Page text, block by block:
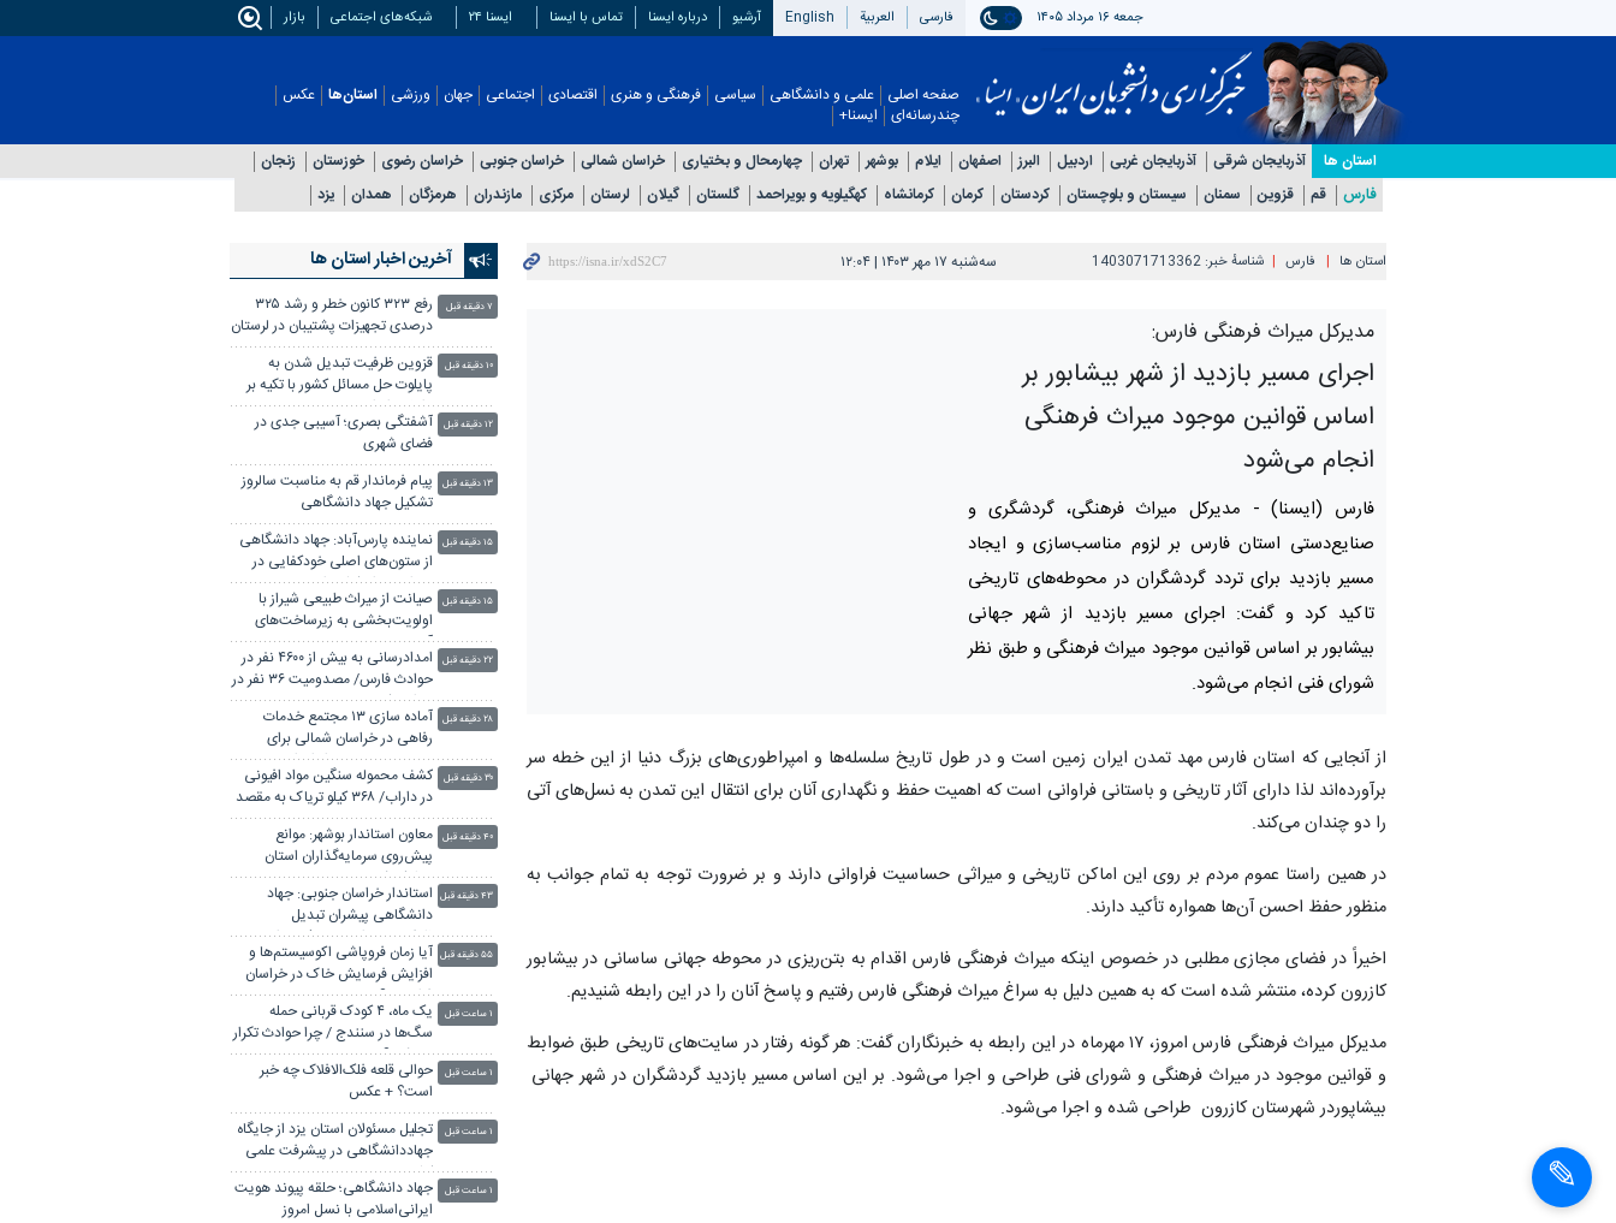
جمعه ۱۶ مرداد ۱۴۰۵ فارسی العربیة English آرشیو درباره ایسنا تماس با ایسنا ایسنا ۲۴ شبکه‌های اجتماعی بازار
صفحه اصلی علمی و دانشگاهی سیاسی فرهنگی و هنری اقتصادی اجتماعی جهان ورزشی استان‌ها
استان ها آذربایجان شرقی آذربایجان غربی اردبیل البرز اصفهان ایلام بوشهر تهران چهارمحال و بختیاری خراسان شمالی خراسان جنوبی خراسان رضوی خوزستان
زنجان
فارس
قم قزوین سمنان سیستان و بلوچستان کردستان کرمان کرمانشاه کهگیلویه و بویراحمد گلستان گیلان لرستان مرکزی مازندران هرمزگان همدان یزد
عکس
چندرسانه‌ای ایسنا+
استان ها فارس شناسهٔ خبر: 1403071713362 سه‌شنبه ۱۷ مهر ۱۴۰۳ | ۱۲:۰۴
مدیرکل میراث فرهنگی فارس:
اجرای مسیر بازدید از شهر بیشابور بر
اساس قوانین موجود میراث فرهنگی
انجام می‌شود
فارس (ایسنا) - مدیرکل میراث فرهنگی، گردشگری و
صنایع‌دستی استان فارس بر لزوم مناسب‌سازی و ایجاد
مسیر بازدید برای تردد گردشگران در محوطه‌های تاریخی
تاکید کرد و گفت: اجرای مسیر بازدید از شهر جهانی
بیشابور بر اساس قوانین موجود میراث فرهنگی و طبق نظر
شورای فنی انجام می‌شود.
از آنجایی که استان فارس مهد تمدن ایران زمین است و در طول تاریخ سلسله‌ها و امپراطوری‌های بزرگ دنیا از این خطه سر
برآورده‌اند لذا دارای آثار تاریخی و باستانی فراوانی است که اهمیت حفظ و نگهداری آنان برای انتقال این تمدن به نسل‌های آتی
را دو چندان می‌کند.
در همین راستا عموم مردم بر روی این اماکن تاریخی و میراثی حساسیت فراوانی دارند و بر ضرورت توجه به تمام جوانب به
منظور حفظ احسن آن‌ها همواره تأکید دارند.
اخیراً در فضای مجازی مطلبی در خصوص اینکه میراث فرهنگی فارس اقدام به بتن‌ریزی در محوطه جهانی ساسانی در بیشابور
کازرون کرده، منتشر شده است که به همین دلیل به سراغ میراث فرهنگی فارس رفتیم و پاسخ آنان را در این رابطه شنیدیم.
مدیرکل میراث فرهنگی فارس امروز، ۱۷ مهرماه در این رابطه به خبرنگاران گفت: هر گونه رفتار در سایت‌های تاریخی طبق ضوابط
و قوانین موجود در میراث فرهنگی و شورای فنی طراحی و اجرا می‌شود. بر این اساس مسیر بازدید گردشگران در شهر جهانی
بیشاپوردر شهرستان کازرون طراحی شده و اجرا می‌شود.
آخرین اخبار استان ها
رفع ۳۲۳ کانون خطر و رشد ۳۲۵
درصدی تجهیزات پشتیبان در لرستان
۷ دقیقه قبل
قزوین ظرفیت تبدیل شدن به
پایلوت حل مسائل کشور با تکیه بر
دانش را دارد
۱۰ دقیقه قبل
آشفتگی بصری؛ آسیبی جدی در
فضای شهری
۱۲ دقیقه قبل
پیام فرماندار قم به مناسبت سالروز
تشکیل جهاد دانشگاهی
۱۳ دقیقه قبل
نماینده پارس‌آباد: جهاد دانشگاهی
از ستون‌های اصلی خودکفایی در
دوران بحران‌ کشور است
۱۵ دقیقه قبل
صیانت از میراث طبیعی شیراز با
اولویت‌بخشی به زیرساخت‌های
آبیاری
۱۵ دقیقه قبل
امدادرسانی به بیش از ۴۶۰۰ نفر در
حوادث فارس/ مصدومیت ۳۶ نفر در
حوادث کوهستان
۲۲ دقیقه قبل
آماده سازی ۱۳ مجتمع خدمات
رفاهی در خراسان شمالی برای
خدمات رسانی به زائران امام
رضا(ع)
۲۸ دقیقه قبل
کشف محموله سنگین مواد افیونی
در داراب/ ۳۶۸ کیلو تریاک به مقصد
نرسید
۳۰ دقیقه قبل
معاون استاندار بوشهر: موانع
پیش‌روی سرمایه‌گذاران استان
برطرف شود
۴۰ دقیقه قبل
استاندار خراسان جنوبی: جهاد
دانشگاهی پیشران تبدیل
ظرفیت‌های استان به ثروت است
۴۳ دقیقه قبل
آیا زمان فروپاشی اکوسیستم‌ها و
افزایش فرسایش خاک در خراسان
فرا رسید؟
۵۵ دقیقه قبل
یک ماه، ۴ کودک قربانی حمله
سگ‌ها در سنندج / چرا حوادث تکرار
می‌شود؟
۱ ساعت قبل
حوالی قلعه فلک‌الافلاک چه خبر
است؟ + عکس
۱ ساعت قبل
تجلیل مسئولان استان یزد از جایگاه
جهاددانشگاهی در پیشرفت علمی
کشور
۱ ساعت قبل
جهاد دانشگاهی؛ حلقه پیوند هویت
ایرانی‌اسلامی با نسل امروز
۱ ساعت قبل